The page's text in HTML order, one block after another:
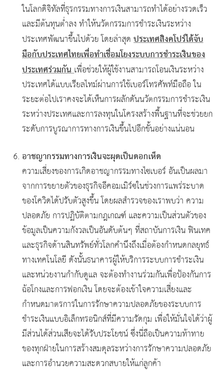
ในโลกดิจิทัลที่ธุรกรรมทางการเงินสามารถทำได้อย่างรวดเร็ว
และมีต้นทุนต่ำลง ทำให้นวัตกรรมการชำระเงินระหว่าง
ประเทศพัฒนาขึ้นไปด้วย โดยล่าสุดประเทศสิงคโปร์ได้จับ
มือกับประเทศไทยเพื่อทำเชื่อมโยงระบบการชำระเงินของ
ประเทศร่วมกันเพื่อช่วยให้ผู้ใช้งานสามารถโอนเงินระหว่าง
ประเทศได้แบบเรียลไทม์ผ่านการใช้เบอร์โทรศัพท์มือถือ ใน
ระยะต่อไปเราคงจะได้เห็นการผลักดันนวัตกรรมการชำระเงิน
ระหว่างประเทศและการลงทุนในโครงสร้างพื้นฐานที่จะช่วยยก
ระดับการบูรณาการทางการเงินขึ้นไปอีกขั้นอย่างแน่นอน
อาชญากรรมทางการเงินจะผุดเป็นดอกเห็ด
ความเสี่ยงของการเกิดอาชญากรรมทางไซเบอร์ อันเป็นผลมา
จากการขยายตัวของธุรกิจอีคอมเมิร์ซในช่วงการแพร่ระบาด
ของโควิดได้ปรับตัวสูงขึ้น โดยผลสำรวจของเราพบว่า ความ
ปลอดภัย การปฏิบัติตามกฎเกณฑ์ และความเป็นส่วนตัวของ
ข้อมูลเป็นความกังวลเป็นอันดับต้นๆ ที่สถาบันการเงิน ฟินเทค
และธุรกิจด้านสินทรัพย์ทั่วโลกคำนึงถึงเมื่อต้องกำหนดกลยุทธ์
ทางเทคโนโลยี ดังนั้นธนาคารผู้ให้บริการระบบการชำระเงิน
และหน่วยงานกำกับดูแล จะต้องทำงานร่วมกันเพื่อป้องกันการ
ฉ้อโกงและการฟอกเงิน โดยจะต้องเข้าใจความเสี่ยงและ
กำหนดมาตรการในการรักษาความปลอดภัยของระบบการ
ชำระเงินแบบอิเล็กทรอนิกส์ที่มีความรัดกุม เพื่อให้มั่นใจได้ว่าผู้
มีส่วนได้ส่วนเสียจะได้รับประโยชน์ ซึ่งนี่ถือเป็นความท้าทาย
ของทุกฝ่ายในการสร้างสมดุลระหว่างการรักษาความปลอดภัย
และการอำนวยความสะดวกสบายให้แก่ลูกค้า